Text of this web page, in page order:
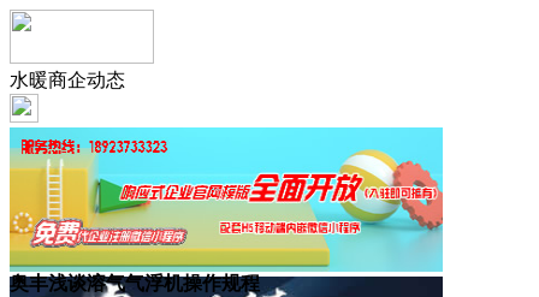
水暖商企动态
奥丰浅谈溶气气浮机操作规程